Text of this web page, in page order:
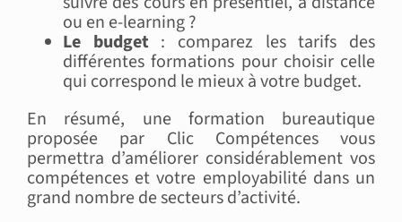
ou en e-learning ?
Le budget: comparez les tarifs des
différentes formations pour choisir celle
qui correspond le mieux à votre budget.
En résumé, une formation bureautique
proposée par Clic Compétences vous
permettra d’améliorer considérablement vos
compétences et votre employabilité dans un
grand nombre de secteurs d’activité.